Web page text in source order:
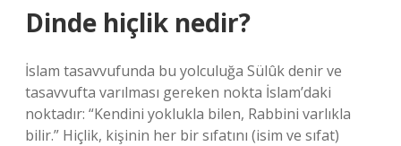
Dinde hiçlik nedir?
İslam tasavvufunda bu yolculuğa Sülûk denir ve
tasavvufta varılması gereken nokta İslam’daki
noktadır: “Kendini yoklukla bilen, Rabbini varlıkla
bilir.” Hiçlik, kişinin her bir sıfatını (isim ve sıfat)